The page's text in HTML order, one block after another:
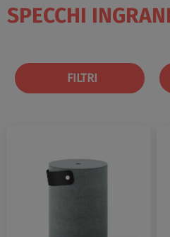
SPECCHI
FILTRI